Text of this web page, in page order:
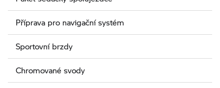
Příprava pro navigační systém
Sportovní brzdy
Chromované svody